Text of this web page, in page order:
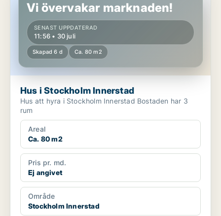
Vi övervakar marknaden!
SENAST UPPDATERAD
11:56 • 30 juli
Skapad 6 d Ca. 80 m2
Hus i Stockholm Innerstad
Hus att hyra i Stockholm Innerstad Bostaden har 3
rum
Areal
Ca. 80 m2
Pris pr. md.
Ej angivet
Område
Stockholm Innerstad